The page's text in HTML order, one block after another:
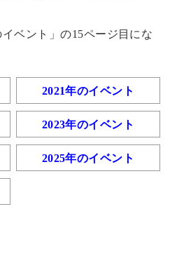
ベント」の15ページ目にな
2021年のイベント
2023年のイベント
2025年のイベント